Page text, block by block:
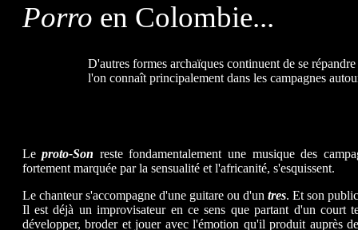
Porro en Colombie...
D'autres formes archaïques continuent de se
l'on connaît principalement dans les campagnes
Leproto-Son reste fondamentalement une musique des
fortement marquée par la sensualité et l'africanité, s'esquissent.
Le chanteur s'accompagne d'une guitare ou d'un tres. Et son
Il est déjà un improvisateur en ce sens que partant d'un court
développer, broder et jouer avec l'émotion qu'il produit auprès